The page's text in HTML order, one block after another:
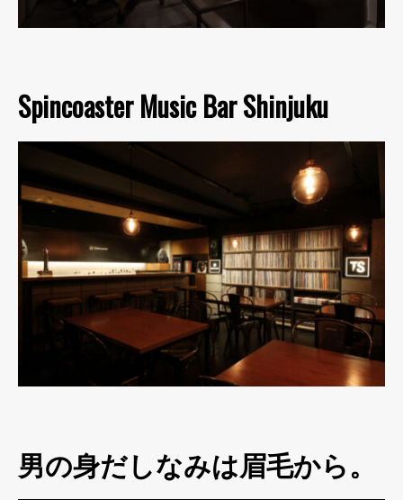
Spincoaster Music Bar Shinjuku
男の身だしなみは眉毛から。